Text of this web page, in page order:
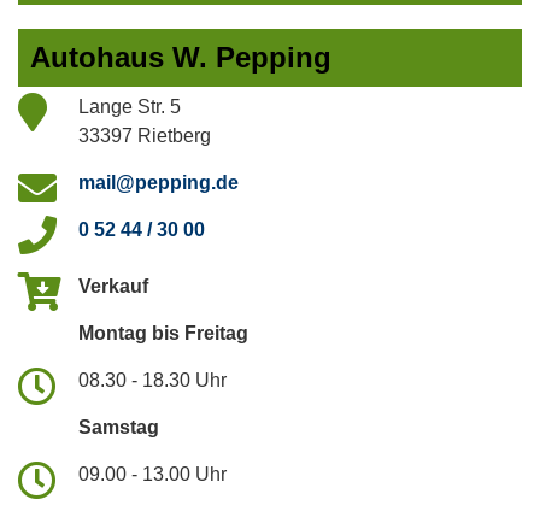
Autohaus W. Pepping
Lange Str. 5
33397 Rietberg
mail@pepping.de
0 52 44 / 30 00
Verkauf
Montag bis Freitag
08.30 - 18.30 Uhr
Samstag
09.00 - 13.00 Uhr